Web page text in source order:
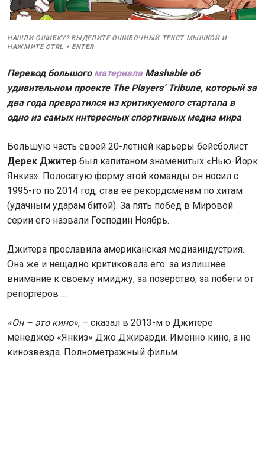
НАШЛИ ОШИБКУ? ВЫДЕЛИТЕ ОШИБОЧНЫЙ ТЕКСТ МЫШКОЙ И
НАЖМИТЕ CTRL + ENTER
Перевод большого материала Mashable об
удивительном проекте The Players’ Tribune, который за
два года превратился из критикуемого стартапа в
одно из самых интересных спортивных медиа мира
Большую часть своей 20-летней карьеры бейсболист
Дерек Джитер был капитаном знаменитых «Нью-Йорк
Янкиз». Полосатую форму этой команды он носил с
1995-го по 2014 год, став ее рекордсменам по хитам
(удачным ударам битой). За пять побед в Мировой
серии его назвали Господин Ноябрь.
Джитера прославила американская медиаиндустрия.
Она же и нещадно критиковала его: за излишнее
внимание к своему имиджу, за позерство, за побеги от
репортеров …
«Он – это кино», – сказал в 2013-м о Джитере
менеджер «Янкиз» Джо Джирарди. Именно кино, а не
кинозвезда. Полнометражный фильм.